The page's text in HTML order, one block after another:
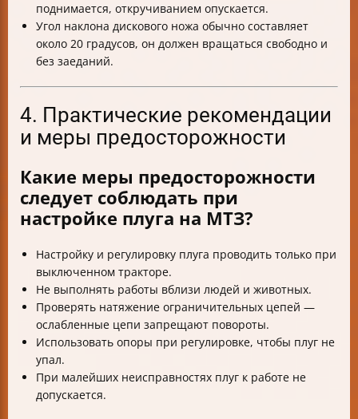
поднимается, откручиванием опускается.
Угол наклона дискового ножа обычно составляет
около 20 градусов, он должен вращаться свободно и
без заеданий.
4. Практические рекомендации
и меры предосторожности
Какие меры предосторожности
следует соблюдать при
настройке плуга на МТЗ?
Настройку и регулировку плуга проводить только при
выключенном тракторе.
Не выполнять работы вблизи людей и животных.
Проверять натяжение ограничительных цепей —
ослабленные цепи запрещают повороты.
Использовать опоры при регулировке, чтобы плуг не
упал.
При малейших неисправностях плуг к работе не
допускается.